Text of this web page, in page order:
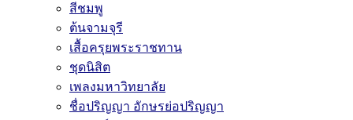
สีชมพู
ต้นจามจุรี
เสื้อครุยพระราชทาน
ชุดนิสิต
เพลงมหาวิทยาลัย
ชื่อปริญญา อักษรย่อปริญญา